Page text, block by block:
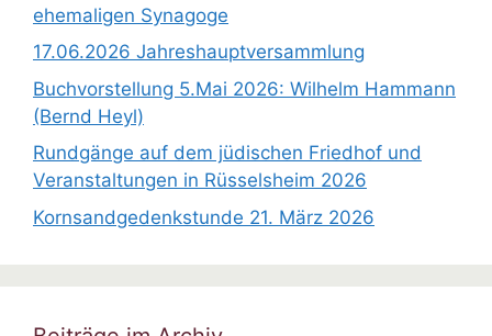
ehemaligen Synagoge
17.06.2026 Jahreshauptversammlung
Buchvorstellung 5.Mai 2026: Wilhelm Hammann
(Bernd Heyl)
Rundgänge auf dem jüdischen Friedhof und
Veranstaltungen in Rüsselsheim 2026
Kornsandgedenkstunde 21. März 2026